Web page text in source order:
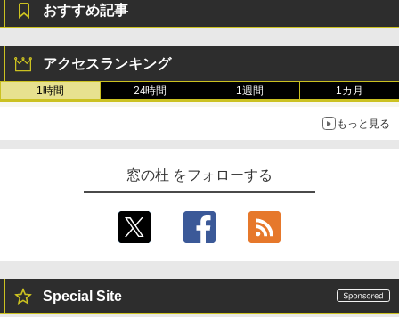
おすすめ記事
アクセスランキング
1時間 24時間 1週間 1カ月
もっと見る
窓の杜 をフォローする
Special Site